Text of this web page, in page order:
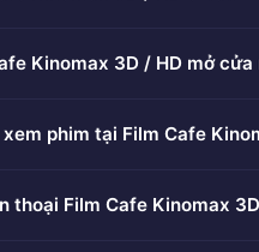
Kinomax 3D / HD mở cửa
phim tại Film Cafe
thoại Film Cafe Kinomax